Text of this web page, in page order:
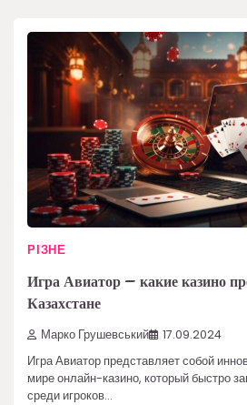
РІЗНЕ
Игра Авиатор – какие казино
Казахстане
Марко Грушевський 17.09.2024
Игра Авиатор представляет собой
мире онлайн-казино, который быстро
среди игроков…